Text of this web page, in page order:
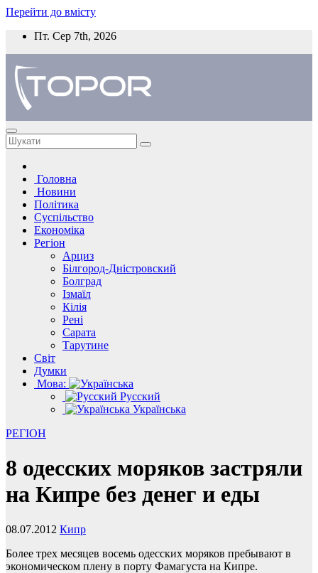
Перейти до вмісту
Пт. Сер 7th, 2026
Головна
Новини
Політика
Суспільство
Економіка
Регіон
Арциз
Білгород-Дністровский
Болград
Ізмаїл
Кілія
Рені
Сарата
Тарутине
Світ
Думки
Мова:
Русский
Українська
РЕГІОН
8 одесских моряков застряли
на Кипре без денег и еды
08.07.2012 Кипр
Более трех месяцев восемь одесских моряков пребывают в
экономическом плену в порту Фамагуста на Кипре.